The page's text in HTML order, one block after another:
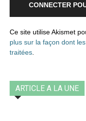
CONNECTER
Ce site utilise Akismet
plus sur la façon dont
traitées
ARTICLE A LA UNE